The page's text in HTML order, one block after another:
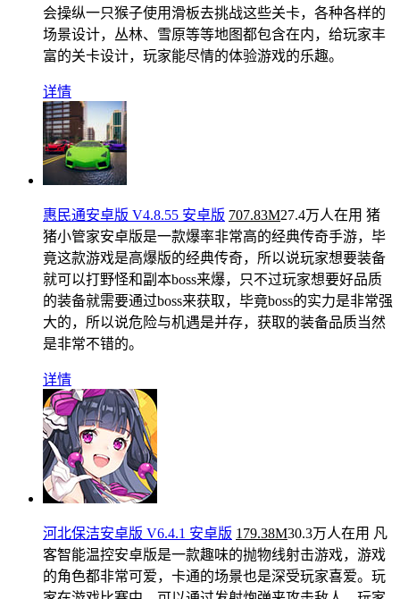
会操纵一只猴子使用滑板去挑战这些关卡，各种各样的
场景设计，丛林、雪原等等地图都包含在内，给玩家丰
富的关卡设计，玩家能尽情的体验游戏的乐趣。
详情
惠民通安卓版 V4.8.55 安卓版 707.83M27.4万人在用 猪
猪小管家安卓版是一款爆率非常高的经典传奇手游，毕
竟这款游戏是高爆版的经典传奇，所以说玩家想要装备
就可以打野怪和副本boss来爆，只不过玩家想要好品质
的装备就需要通过boss来获取，毕竟boss的实力是非常强
大的，所以说危险与机遇是并存，获取的装备品质当然
是非常不错的。
详情
河北保洁安卓版 V6.4.1 安卓版 179.38M30.3万人在用 凡
客智能温控安卓版是一款趣味的抛物线射击游戏，游戏
的角色都非常可爱，卡通的场景也是深受玩家喜爱。玩